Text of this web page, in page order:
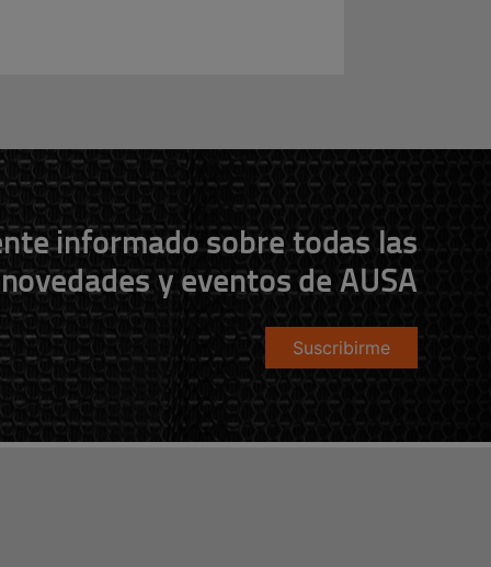
informado sobre todas las
novedades y eventos de AUSA
Suscribirme